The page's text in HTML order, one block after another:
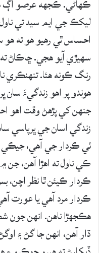
ڪهاڻي. ڪجهه عرصو اڳ
ليکڪ جي ايم سيد تي
احساس ٿي رهيو هو ته هو
سهيڙي آيو هجي. ڇاڪاڻ
رنگ ڪونه هئا. تنهنڪري
هوندو پر اهو زندگيءَ
جنهن کي پڙهڻ وقت اهو
زندگي اسان جي ڀرپاسي
ئي ڪردار جي آهي،
ڪي ناول ته اهڙا آهن،
ڪردار ڪيئن ٿا نظر اچن،
ڪردار مرد آهي يا عورت
هڪجهڙا ناهن. انهن جون
ڌار آهن، انهن جا گڻ ۽